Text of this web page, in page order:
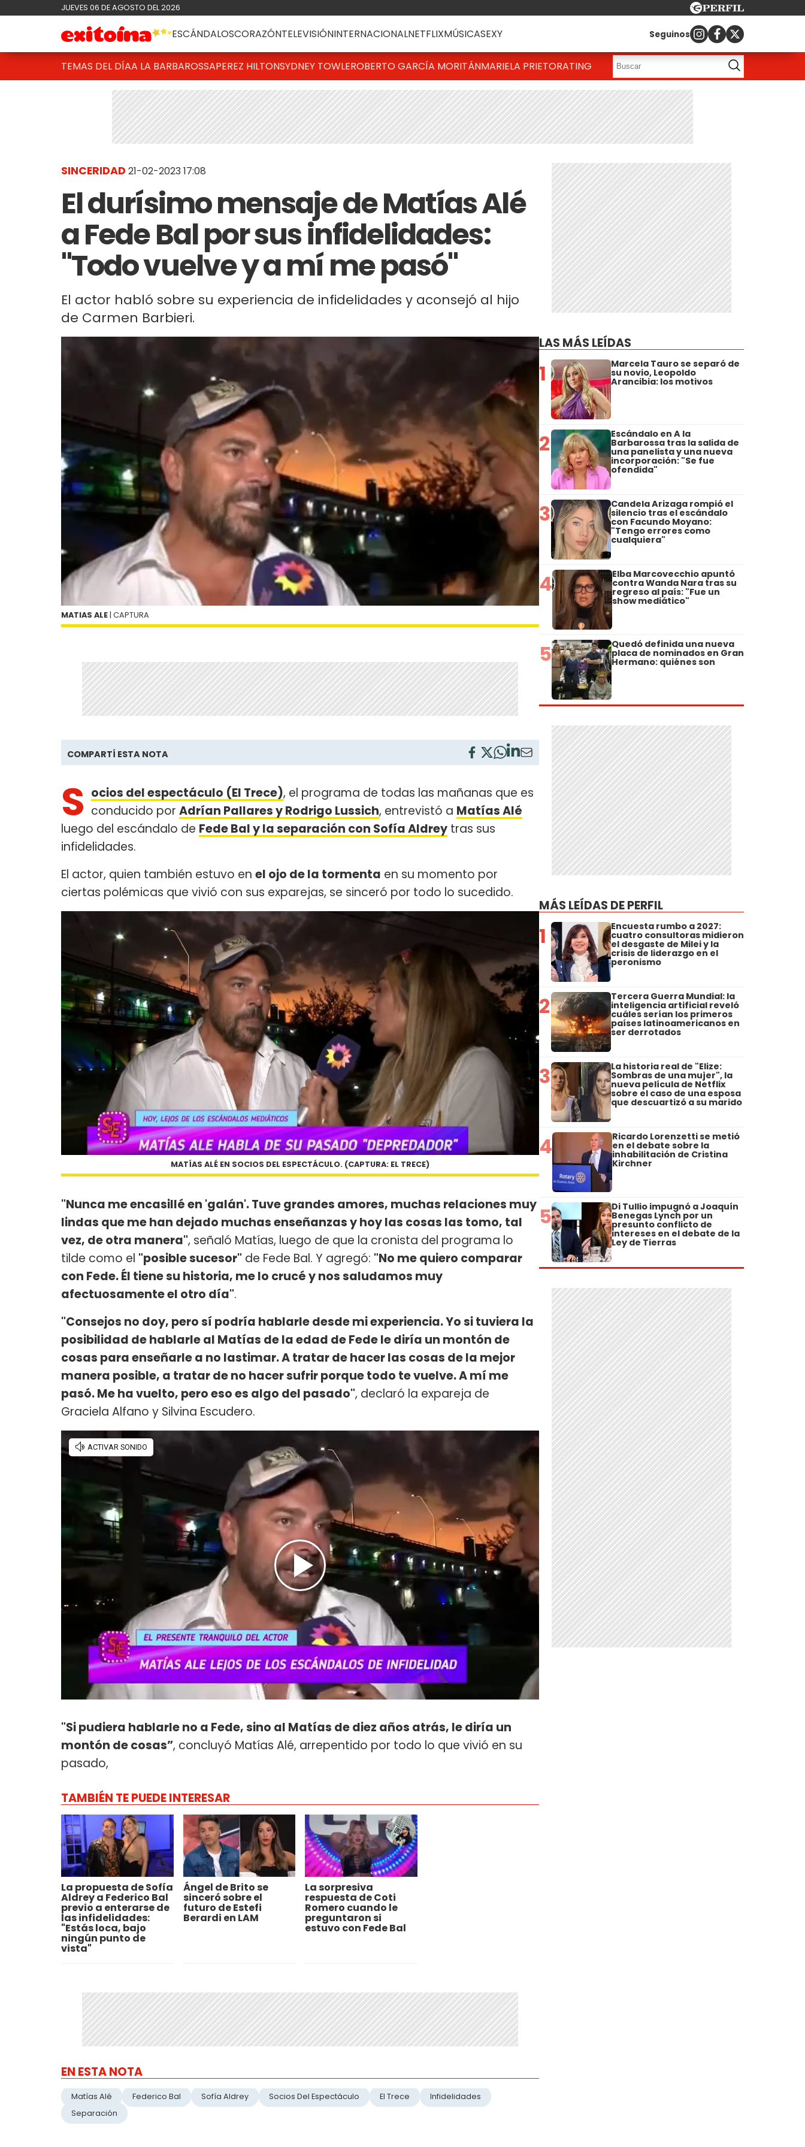
JUEVES 06 DE AGOSTO DEL 2026
ESCÁNDALOSCORAZÓNTELEVISIÓNINTERNACIONALNETFLIXMÚSICASEXY Seguinos
TEMAS DEL DÍAA LA BARBAROSSAPEREZ HILTONSYDNEY TOWLEROBERTO GARCÍA MORITÁNMARIELA PRIETORATING
SINCERIDAD 21-02-2023 17:08
El durísimo mensaje de Matías Alé
a Fede Bal por sus infidelidades:
"Todo vuelve y a mí me pasó"
El actor habló sobre su experiencia de infidelidades y aconsejó al hijo
de Carmen Barbieri.
MATIAS ALE | CAPTURA
COMPARTÍ ESTA NOTA
S ocios del espectáculo (El Trece), el programa de todas las mañanas que es
conducido por Adrían Pallares y Rodrigo Lussich, entrevistó a Matías Alé
luego del escándalo de Fede Bal y la separación con Sofía Aldrey tras sus
infidelidades.
El actor, quien también estuvo en el ojo de la tormenta en su momento por
ciertas polémicas que vivió con sus exparejas, se sinceró por todo lo sucedido.
MATÍAS ALÉ EN SOCIOS DEL ESPECTÁCULO. (CAPTURA: EL TRECE)
"Nunca me encasillé en 'galán'. Tuve grandes amores, muchas relaciones muy
lindas que me han dejado muchas enseñanzas y hoy las cosas las tomo, tal
vez, de otra manera", señaló Matías, luego de que la cronista del programa lo
tilde como el "posible sucesor" de Fede Bal. Y agregó: "No me quiero comparar
con Fede. Él tiene su historia, me lo crucé y nos saludamos muy
afectuosamente el otro día".
"Consejos no doy, pero sí podría hablarle desde mi experiencia. Yo si tuviera la
posibilidad de hablarle al Matías de la edad de Fede le diría un montón de
cosas para enseñarle a no lastimar. A tratar de hacer las cosas de la mejor
manera posible, a tratar de no hacer sufrir porque todo te vuelve. A mí me
pasó. Me ha vuelto, pero eso es algo del pasado", declaró la expareja de
Graciela Alfano y Silvina Escudero.
"Si pudiera hablarle no a Fede, sino al Matías de diez años atrás, le diría un
montón de cosas”, concluyó Matías Alé, arrepentido por todo lo que vivió en su
pasado,
TAMBIÉN TE PUEDE INTERESAR
La propuesta de Sofía
Aldrey a Federico Bal
previo a enterarse de
las infidelidades:
"Estás loca, bajo
ningún punto de
vista"
Ángel de Brito se
sinceró sobre el
futuro de Estefi
Berardi en LAM
La sorpresiva
respuesta de Coti
Romero cuando le
preguntaron si
estuvo con Fede Bal
EN ESTA NOTA
Matías Alé Federico Bal Sofía Aldrey Socios Del Espectáculo El Trece
Infidelidades
Separación
LAS MÁS LEÍDAS
1 Marcela Tauro se separó de
su novio, Leopoldo
Arancibia: los motivos
2 Escándalo en A la
Barbarossa tras la salida de
una panelista y una nueva
incorporación: "Se fue
ofendida"
3 Candela Arizaga rompió el
silencio tras el escándalo
con Facundo Moyano:
"Tengo errores como
cualquiera"
4 Elba Marcovecchio apuntó
contra Wanda Nara tras su
regreso al país: "Fue un
show mediático"
5 Quedó definida una nueva
placa de nominados en Gran
Hermano: quiénes son
MÁS LEÍDAS DE PERFIL
1 Encuesta rumbo a 2027:
cuatro consultoras midieron
el desgaste de Milei y la
crisis de liderazgo en el
peronismo
2 Tercera Guerra Mundial: la
inteligencia artificial reveló
cuáles serían los primeros
países latinoamericanos en
ser derrotados
3 La historia real de "Elize:
Sombras de una mujer", la
nueva película de Netflix
sobre el caso de una esposa
que descuartizó a su marido
4 Ricardo Lorenzetti se metió
en el debate sobre la
inhabilitación de Cristina
Kirchner
5 Di Tullio impugnó a Joaquín
Benegas Lynch por un
presunto conflicto de
intereses en el debate de la
Ley de Tierras